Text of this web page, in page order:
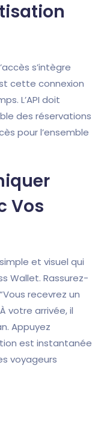
s’intègre
cette connexion
L’API doit
des réservations
pour l’ensemble
Vos
et visuel qui
Wallet. Rassurez-
recevrez un
votre arrivée, il
Appuyez
est instantanée
voyageurs